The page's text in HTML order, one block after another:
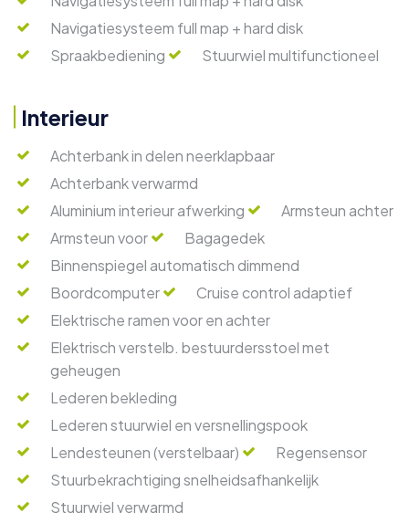
Navigatiesysteem full map + hard disk
Spraakbediening
Stuurwiel multifunctioneel
Interieur
Achterbank in delen neerklapbaar
Achterbank verwarmd
Aluminium interieur afwerking
Armsteun achter
Armsteun voor
Bagagedek
Binnenspiegel automatisch dimmend
Boordcomputer
Cruise control adaptief
Elektrische ramen voor en achter
Elektrisch verstelb. bestuurdersstoel met
geheugen
Lederen bekleding
Lederen stuurwiel en versnellingspook
Lendesteunen (verstelbaar)
Regensensor
Stuurbekrachtiging snelheidsafhankelijk
Stuurwiel verwarmd